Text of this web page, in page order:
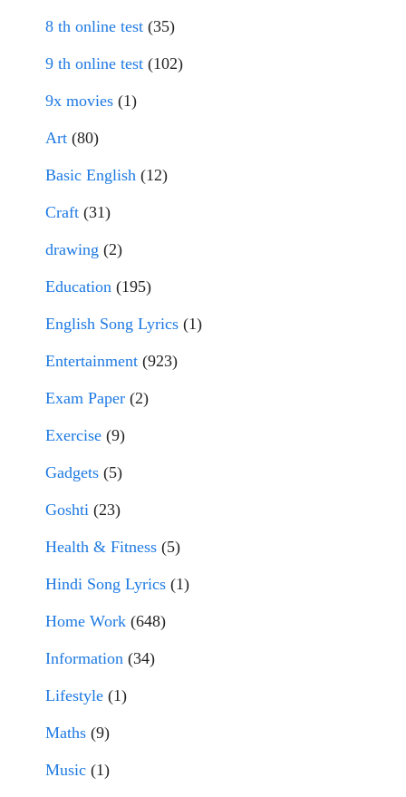
8 th online test (35)
9 th online test (102)
9x movies (1)
Art (80)
Basic English (12)
Craft (31)
drawing (2)
Education (195)
English Song Lyrics (1)
Entertainment (923)
Exam Paper (2)
Exercise (9)
Gadgets (5)
Goshti (23)
Health & Fitness (5)
Hindi Song Lyrics (1)
Home Work (648)
Information (34)
Lifestyle (1)
Maths (9)
Music (1)